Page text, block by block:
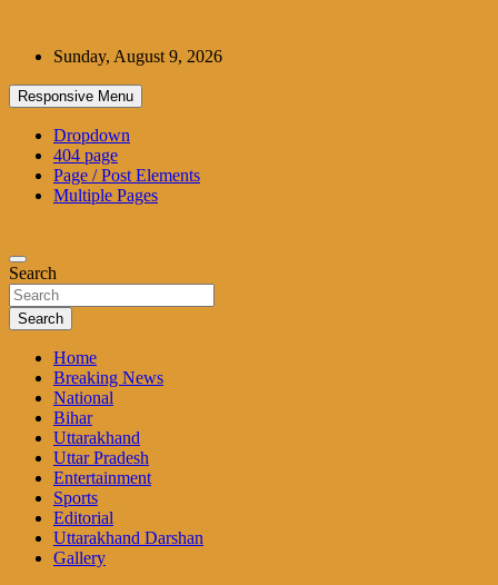
contentSunday, August 9, 2026
Responsive Menu
Dropdown
404 page
Page / Post Elements
Multiple Pages
Search
Search
Home
Breaking News
National
Bihar
Uttarakhand
Uttar Pradesh
Entertainment
Sports
Editorial
Uttarakhand Darshan
Gallery